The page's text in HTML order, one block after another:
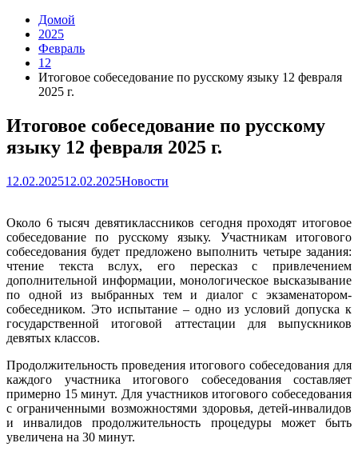
Домой
2025
Февраль
12
Итоговое собеседование по русскому языку 12 февраля
2025 г.
Итоговое собеседование по русскому
языку 12 февраля 2025 г.
12.02.202512.02.2025Новости
Около 6 тысяч девятиклассников сегодня проходят итоговое
собеседование по русскому языку. Участникам итогового
собеседования будет предложено выполнить четыре задания:
чтение текста вслух, его пересказ с привлечением
дополнительной информации, монологическое высказывание
по одной из выбранных тем и диалог с экзаменатором-
собеседником. Это испытание – одно из условий допуска к
государственной итоговой аттестации для выпускников
девятых классов.
Продолжительность проведения итогового собеседования для
каждого участника итогового собеседования составляет
примерно 15 минут. Для участников итогового собеседования
с ограниченными возможностями здоровья, детей-инвалидов
и инвалидов продолжительность процедуры может быть
увеличена на 30 минут.